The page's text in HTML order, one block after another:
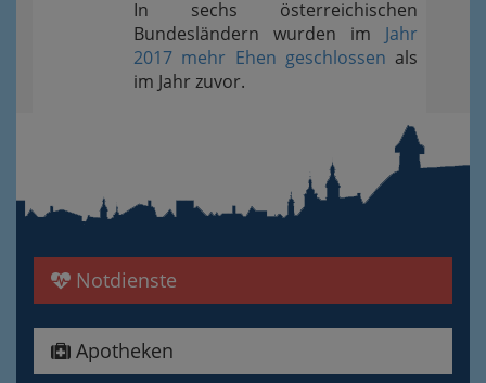
In sechs österreichischen
Bundesländern wurden im Jahr
2017 mehr Ehen geschlossen als
im Jahr zuvor.
Notdienste
Apotheken